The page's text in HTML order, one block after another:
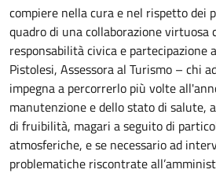
compiere nella cura e nel rispetto dei
quadro di una collaborazione virtuosa
responsabilità civica e
Pistolesi, Assessora al Turismo – chi
impegna a percorrerlo più volte
manutenzione e dello stato di salute,
di fruibilità, magari a seguito di
atmosferiche, e se necessario ad
problematiche riscontrate